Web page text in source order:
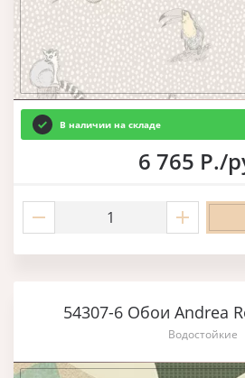
В наличии на складе
6 765 Р./
54307-6 Обои Andrea
Водостойкие